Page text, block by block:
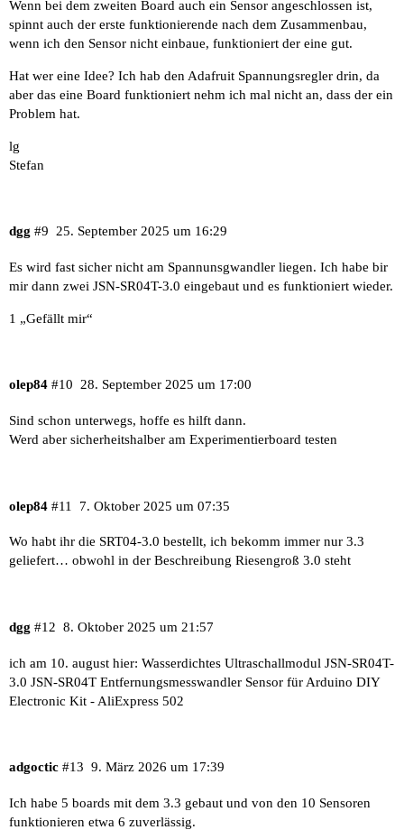
Wenn bei dem zweiten Board auch ein Sensor angeschlossen ist,
spinnt auch der erste funktionierende nach dem Zusammenbau,
wenn ich den Sensor nicht einbaue, funktioniert der eine gut.
Hat wer eine Idee? Ich hab den Adafruit Spannungsregler drin, da
aber das eine Board funktioniert nehm ich mal nicht an, dass der ein
Problem hat.
lg
Stefan
dgg 25. September 2025 um 16:29
#9
Es wird fast sicher nicht am Spannunsgwandler liegen. Ich habe bir
mir dann zwei JSN-SR04T-3.0 eingebaut und es funktioniert wieder.
1 „Gefällt mir“
olep84 28. September 2025 um 17:00
#10
Sind schon unterwegs, hoffe es hilft dann.
Werd aber sicherheitshalber am Experimentierboard testen
olep84 7. Oktober 2025 um 07:35
#11
Wo habt ihr die SRT04-3.0 bestellt, ich bekomm immer nur 3.3
geliefert… obwohl in der Beschreibung Riesengroß 3.0 steht
dgg 8. Oktober 2025 um 21:57
#12
ich am 10. august hier: Wasserdichtes Ultraschallmodul JSN-SR04T-
3.0 JSN-SR04T Entfernungsmesswandler Sensor für Arduino DIY
Electronic Kit - AliExpress 502
adgoctic 9. März 2026 um 17:39
#13
Ich habe 5 boards mit dem 3.3 gebaut und von den 10 Sensoren
funktionieren etwa 6 zuverlässig.